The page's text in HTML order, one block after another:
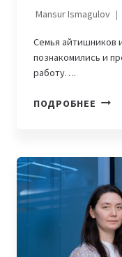
Mansur Ismagulov
Семья айтишников
познакомились и
работу….
ПОДРОБНЕЕ IT-